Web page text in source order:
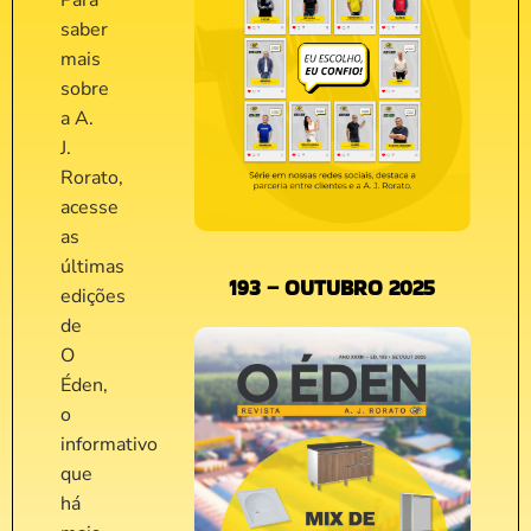
saber
mais
sobre
a A.
J.
Rorato,
acesse
as
últimas
edições
de
O
Éden,
o
informativo
que
há
193 – OUTUBRO 2025